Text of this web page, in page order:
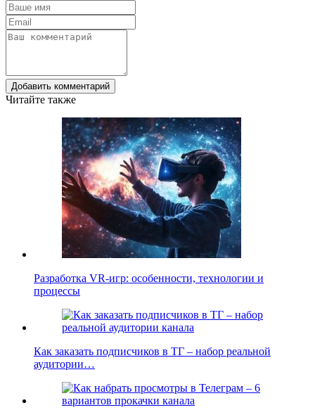
Добавить комментарий
Читайте также
Разработка VR-игр: особенности, технологии и
процессы
Как заказать подписчиков в ТГ – набор реальной
аудитории…